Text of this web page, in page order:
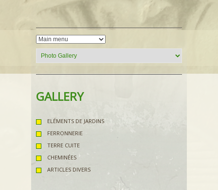
GALLERY
ELÉMENTS DE JARDINS
FERRONNERIE
TERRE CUITE
CHEMINÉES
ARTICLES DIVERS